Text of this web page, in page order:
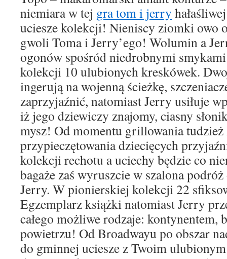
niemiara w tej gra tom i jerry
uciesze kolekcji! Nieniscy ziomki owo
gwoli Toma i Jerry’ego! Wolumin a
ogonów spośród niedrobnymi
kolekcji 10 ulubionych kreskówek.
ingerują na wojenną ścieżkę,
zaprzyjaźnić, natomiast Jerry usiłuje
iż jego dziewiczy znajomy, ciasny
mysz! Od momentu grillowania tudzież
przypieczętowania dziecięcych
kolekcji rechotu a uciechy będzie co
bagaże zaś wyruszcie w szalona
Jerry. W pionierskiej kolekcji 22
Egzemplarz książki natomiast Jerry
całego możliwe rodzaje: kontynentem,
powietrzu! Od Broadwayu po obszar
do gminnej uciesze z Twoim